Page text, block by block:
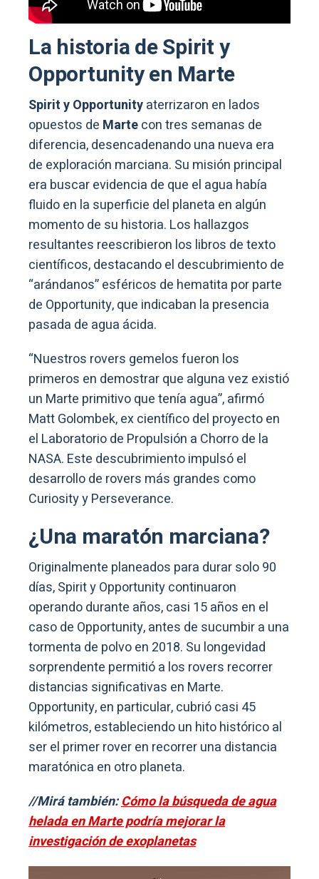
La historia de Spirit y
Opportunity en Marte
Spirit y Opportunityaterrizaron en lados
opuestos de Martecon tres semanas de
diferencia, desencadenando una nueva era
de exploración marciana. Su misión principal
era buscar evidencia de que el agua había
fluido en la superficie del planeta en algún
momento de su historia. Los hallazgos
resultantes reescribieron los libros de texto
científicos, destacando el descubrimiento de
“arándanos” esféricos de hematita por parte
de Opportunity, que indicaban la presencia
pasada de agua ácida.
“Nuestros rovers gemelos fueron los
primeros en demostrar que alguna vez existió
un Marte primitivo que tenía agua”, afirmó
Matt Golombek, ex científico del proyecto en
el Laboratorio de Propulsión a Chorro de la
NASA. Este descubrimiento impulsó el
desarrollo de rovers más grandes como
Curiosity y Perseverance.
¿Una maratón marciana?
Originalmente planeados para durar solo 90
días, Spirit y Opportunity continuaron
operando durante años, casi 15 años en el
caso de Opportunity, antes de sucumbir a una
tormenta de polvo en 2018. Su longevidad
sorprendente permitió a los rovers recorrer
distancias significativas en Marte.
Opportunity, en particular, cubrió casi 45
kilómetros, estableciendo un hito histórico al
ser el primer rover en recorrer una distancia
maratónica en otro planeta.
//Mirá también:Cómo la búsqueda de agua
helada en Marte podría mejorar la
investigación de exoplanetas